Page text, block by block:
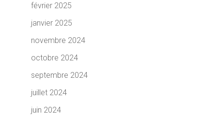
février 2025
janvier 2025
novembre 2024
octobre 2024
septembre 2024
juillet 2024
juin 2024